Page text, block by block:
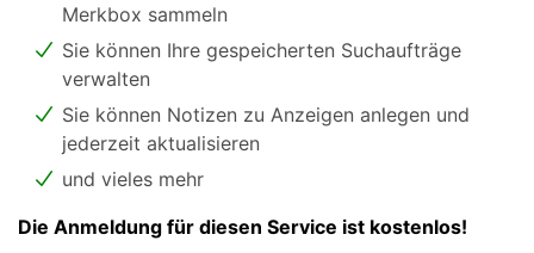
Merkbox sammeln
Sie können Ihre gespeicherten Suchaufträge
verwalten
Sie können Notizen zu Anzeigen anlegen und
jederzeit aktualisieren
und vieles mehr
Die Anmeldung für diesen Service ist kostenlos!